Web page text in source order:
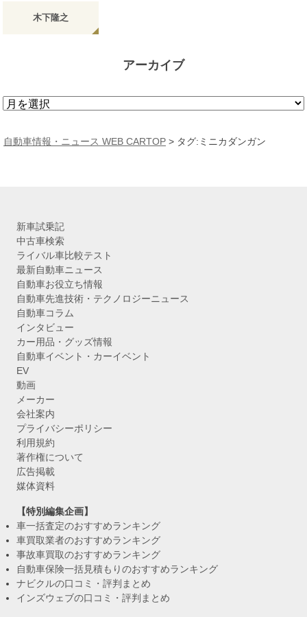
木下隆之
アーカイブ
ア
カ
自動車情報・ニュース WEB CARTOP > タグ:ミニカダンガン
新車試乗記
中古車検索
ライバル車比較テスト
最新自動車ニュース
自動車お役立ち情報
自動車先進技術・テクノロジーニュース
自動車コラム
インタビュー
カー用品・グッズ情報
自動車イベント・カーイベント
EV
動画
メーカー
会社案内
プライバシーポリシー
利用規約
著作権について
広告掲載
媒体資料
【特別編集企画】
車一括査定のおすすめランキング
車買取業者のおすすめランキング
事故車買取のおすすめランキング
自動車保険一括見積もりのおすすめランキング
ナビクルの口コミ・評判まとめ
インズウェブの口コミ・評判まとめ